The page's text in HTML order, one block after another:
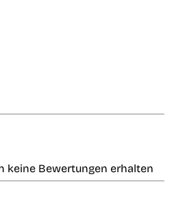
keine Bewertungen erhalten